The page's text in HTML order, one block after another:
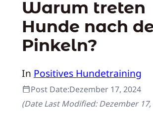
Warum treten
Hunde nach
Pinkeln?
In Positives Hundetraining
Post Date:Dezember 17, 2024
(Date Last Modified:Dezember 17,